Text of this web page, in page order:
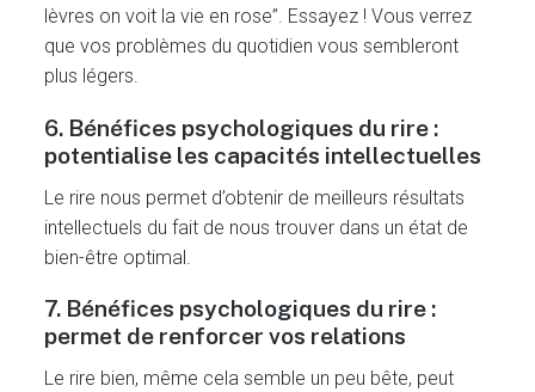
lèvres on voit la vie en rose”. Essayez ! Vous verrez
que vos problèmes du quotidien vous sembleront
plus légers.
6. Bénéfices psychologiques du rire :
potentialise les capacités intellectuelles
Le rire nous permet d’obtenir de meilleurs résultats
intellectuels du fait de nous trouver dans un état de
bien-être optimal.
7. Bénéfices psychologiques du rire :
permet de renforcer vos relations
Le rire bien, même cela semble un peu bête, peut